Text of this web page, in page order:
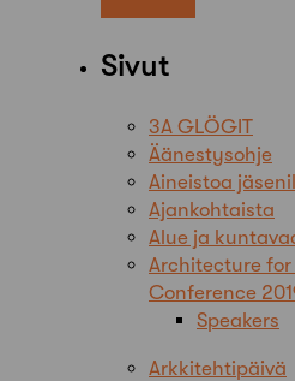
Sivut
3A GLÖGIT
Äänestysohje
Aineistoa
Ajankohtaista
Alue ja
Architecture for
Conference
Speakers
Arkkitehtipäivä